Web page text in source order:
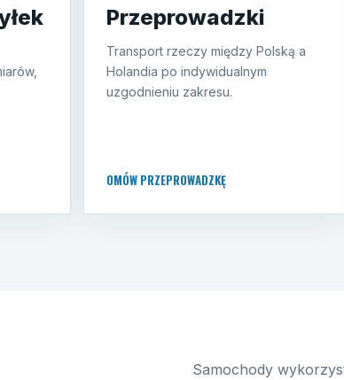
Przeprowadzki
Transport rzeczy między Polską a
Holandia po indywidualnym
uzgodnieniu zakresu.
OMÓW PRZEPROWADZKĘ
Samochody